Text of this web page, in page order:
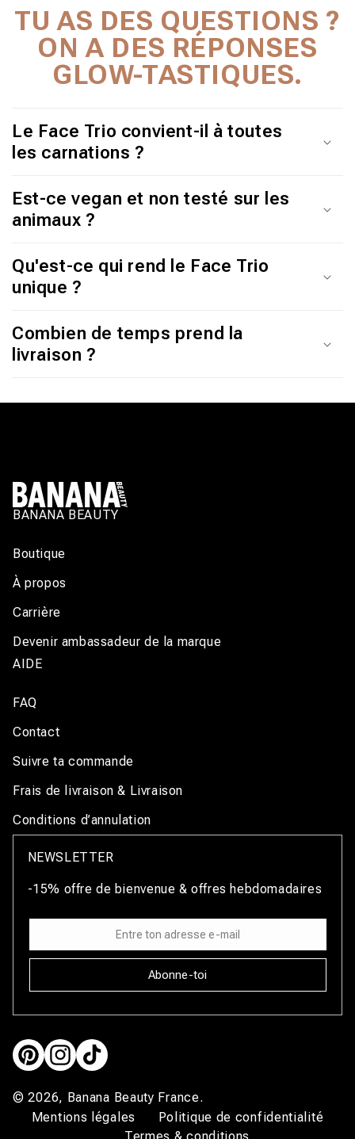
C
E
N
R
É
D
U
T
I
B
TU AS DES QUESTIONS ?
ON A DES RÉPONSES
GLOW-TASTIQUES.
Le Face Trio convient-il à toutes
les carnations ?
Est-ce vegan et non testé sur les
animaux ?
Qu'est-ce qui rend le Face Trio
unique ?
Combien de temps prend la
livraison ?
BANANA BEAUTY
Boutique
À propos
Carrière
Devenir ambassadeur de la marque
AIDE
FAQ
Contact
Suivre ta commande
Frais de livraison & Livraison
Conditions d’annulation
NEWSLETTER
-15% offre de bienvenue & offres hebdomadaires
Abonne-toi
PinterestInstagramTikTok
© 2026, Banana Beauty France.
Mentions légales
Politique de confidentialité